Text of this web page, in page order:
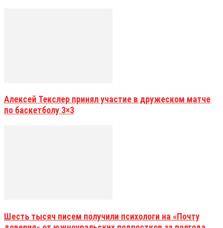
Алексей Текслер принял участие в дружеском матче
по баскетболу 3×3
Шесть тысяч писем получили психологи на «Почту